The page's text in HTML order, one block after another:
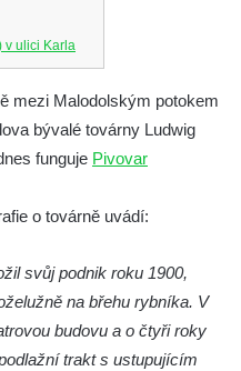
v ulici Karla
náměstí v
v Českých
U Kantůrků
mezi Malodolským potokem
bývalé továrny Ludwig
funguje Pivovar
o továrně uvádí:
svůj podnik roku 1900,
na břehu rybníka. V
budovu a o čtyři roky
trakt s ustupujícím